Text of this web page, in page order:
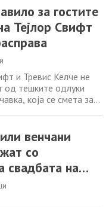
за гостите
Тејлор Свифт
и Тревис Келче не
од тешките одлуки
која се смета за
е одреден на 3
и за примена на строго
„нема прстен, нема
Newsweek. Покрај
венчани
со
свадбата на
Тревис Келси?